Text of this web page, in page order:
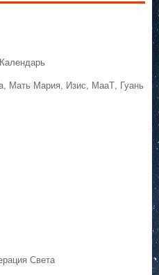
Мать Мария, Изис, МааТ, Гуань
Света